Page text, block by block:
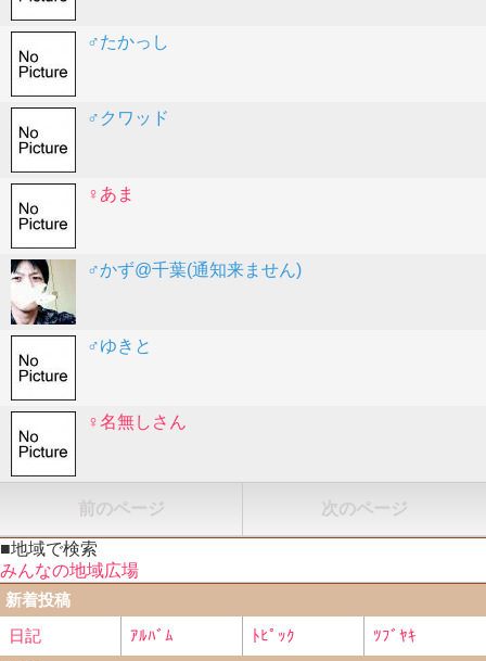
♂たかっし
♂クワッド
♀あま
♂かず@千葉(通知来ません)
♂ゆきと
♀名無しさん
前のページ 次のページ
■地域で検索
みんなの地域広場
新着投稿
日記
ｱﾙﾊﾞﾑ ﾄﾋﾟｯｸ
ﾂﾌﾞﾔｷ